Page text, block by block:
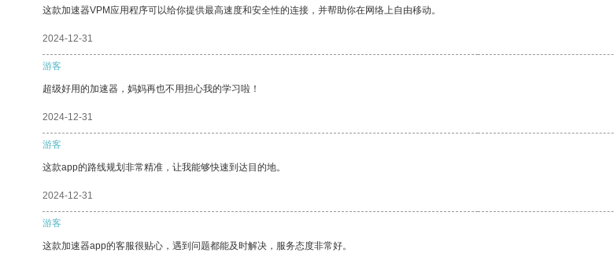
这款加速器VPM应用程序可以给你提供最高速度和安全性的连接，并帮助你在网络上自由移动。
2024-12-31
游客
超级好用的加速器，妈妈再也不用担心我的学习啦！
2024-12-31
游客
这款app的路线规划非常精准，让我能够快速到达目的地。
2024-12-31
游客
这款加速器app的客服很贴心，遇到问题都能及时解决，服务态度非常好。